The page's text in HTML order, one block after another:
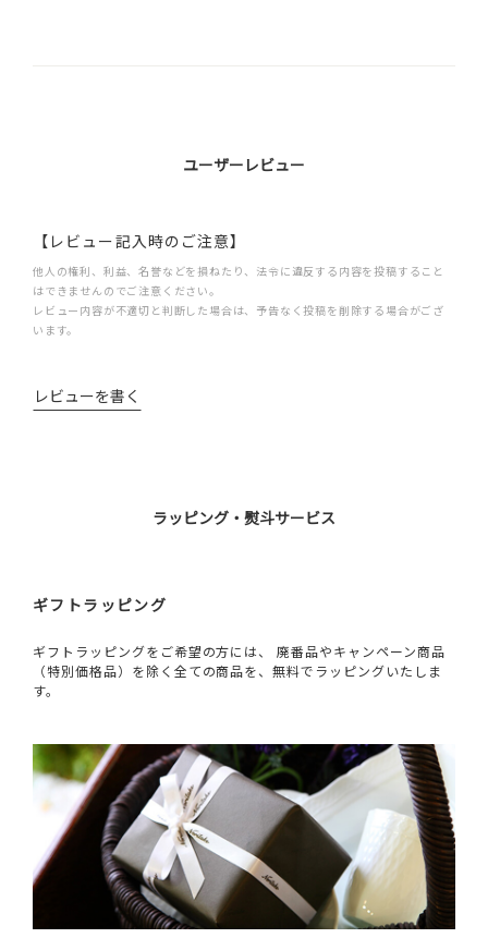
ユーザーレビュー
【レビュー記入時のご注意】
他人の権利、利益、名誉などを損ねたり、法令に違反する内容を投稿すること
はできませんのでご注意ください。
レビュー内容が不適切と判断した場合は、予告なく投稿を削除する場合がござ
います。
レビューを書く
ラッピング・熨斗サービス
ギフトラッピング
ギフトラッピングをご希望の方には、 廃番品やキャンペーン商品
（特別価格品）を除く全ての商品を、無料でラッピングいたしま
す。